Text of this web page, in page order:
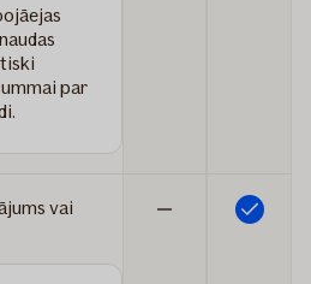
par
vai
Iekļauts